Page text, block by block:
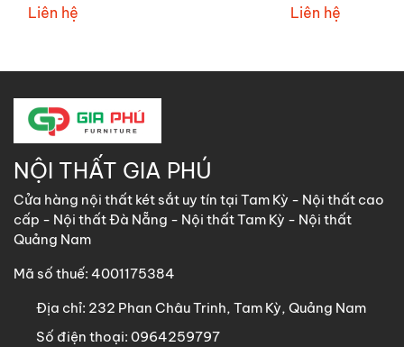
Liên hệ Liên hệ
NỘI THẤT GIA PHÚ
Cửa hàng nội thất két sắt uy tín tại Tam Kỳ - Nội thất cao
cấp - Nội thất Đà Nẵng - Nội thất Tam Kỳ - Nội thất
Quảng Nam
Mã số thuế: 4001175384
Địa chỉ: 232 Phan Châu Trinh, Tam Kỳ, Quảng Nam
Số điện thoại: 0964259797